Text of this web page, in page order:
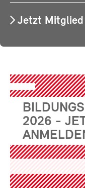
Jetzt Mitglied
2026 -